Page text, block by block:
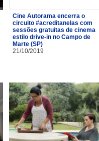
Cine Autorama encerra o
circuito #acreditanelas com
sessões gratuitas de cinema
estilo drive-in no Campo de
Marte (SP)
21/10/2019